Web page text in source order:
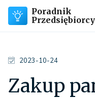
Poradnik
Przedsiębiorcy
2023-10-24
Zakup